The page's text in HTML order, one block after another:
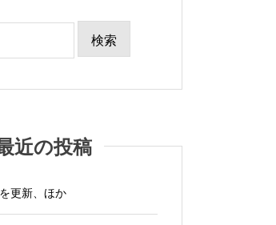
近の投稿
更新、ほか